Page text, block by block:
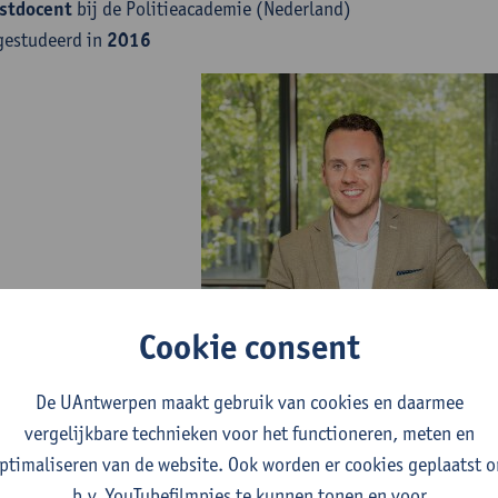
bij de Politieacademie (Nederland)
in 2016
Cookie consent
De UAntwerpen maakt gebruik van cookies en daarmee
vergelijkbare technieken voor het functioneren, meten en
van de website. Ook worden er cookies geplaatst